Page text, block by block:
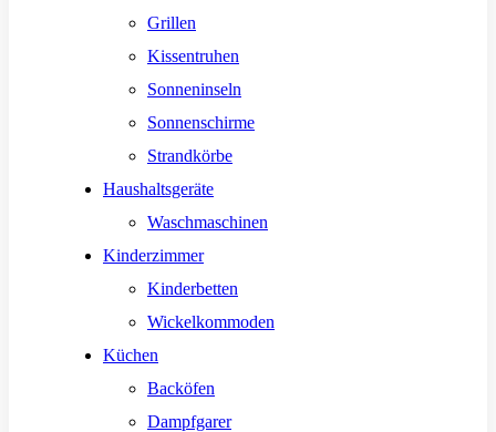
Grillen
Kissentruhen
Sonneninseln
Sonnenschirme
Strandkörbe
Haushaltsgeräte
Waschmaschinen
Kinderzimmer
Kinderbetten
Wickelkommoden
Küchen
Backöfen
Dampfgarer